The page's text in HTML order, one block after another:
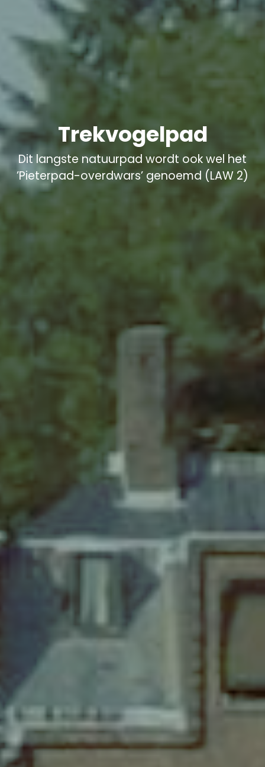
Trekvogelpad
Dit langste natuurpad wordt ook wel het
’Pieterpad-overdwars’ genoemd (LAW 2)